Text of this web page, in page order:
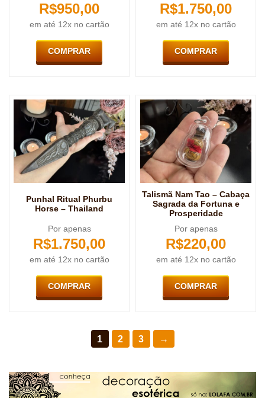
R$950,00
em até 12x no cartão
COMPRAR
R$1.750,00
em até 12x no cartão
COMPRAR
Punhal Ritual Phurbu
Horse – Thailand
Por apenas
R$1.750,00
em até 12x no cartão
COMPRAR
Talismã Nam Tao – Cabaça
Sagrada da Fortuna e
Prosperidade
Por apenas
R$220,00
em até 12x no cartão
COMPRAR
1 2 3 →